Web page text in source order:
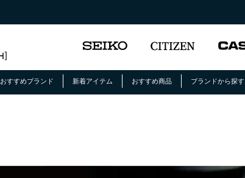
おすすめブランド 新着アイテム おすすめ商品 ブランドから探す